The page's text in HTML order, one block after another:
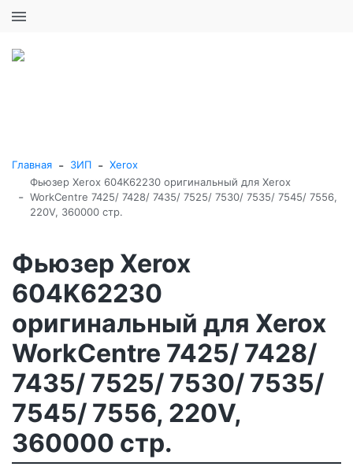
Главная - ЗИП - Xerox
-
Фьюзер Xerox 604K62230 оригинальный для Xerox
WorkCentre 7425/ 7428/ 7435/ 7525/ 7530/ 7535/ 7545/ 7556,
220V, 360000 стр.
Фьюзер Xerox
604K62230
оригинальный для Xerox
WorkCentre 7425/ 7428/
7435/ 7525/ 7530/ 7535/
7545/ 7556, 220V,
360000 стр.